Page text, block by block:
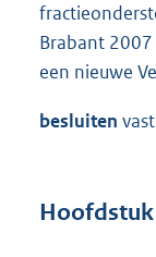
Brabant
een nieuwe
besluiten